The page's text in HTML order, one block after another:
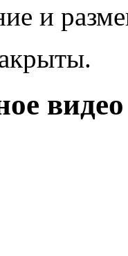
и
видео